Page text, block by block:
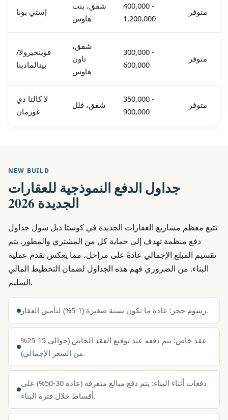
إستي بونا
شقق، بنت
هاوس
400,000 -
1,200,000
متوفر
فوينخيرولا/
بينالمادينا
شقق،
تاون
هاوس
300,000 -
600,000
متوفر
لا كالتا دي
غوزمان
شقق، فلل
350,000 -
900,000
متوفر
NEW BUILD
جداول الدفع النموذجية للعقارات
الجديدة 2026
تتبع معظم مشاريع العقارات الجديدة في كوستا ديل سول جداول
دفع منظمة تهدف إلى حماية كل من المشتري والمطور. يتم
تقسيم المبلغ الإجمالي عادةً على مراحل، مما يعكس تقدم عملية
البناء. من الضروري فهم هذه الجداول لضمان التخطيط المالي
السليم.
رسوم حجز: عادة ما تكون نسبة صغيرة (1-5%) لتأمين العقار.
عقد خاص: يتم دفعه عند توقيع العقد الخاص (حوالي 15-25%
من السعر الإجمالي).
دفعات أثناء البناء: يتم دفع مبالغ متفرقة (عادة 30-50%) على
أقساط خلال فترة البناء.